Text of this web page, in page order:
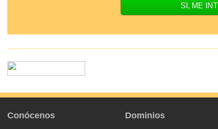
Conócenos Dominios